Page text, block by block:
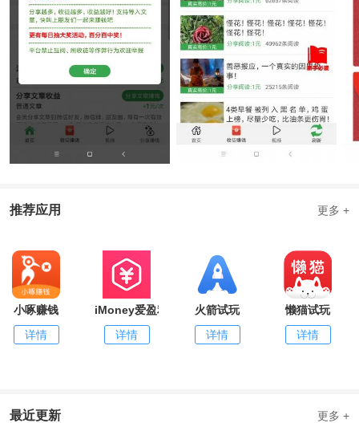
推荐应用 更多 +
小啄赚钱
详情
iMoney爱盈利
详情
火箭试玩
详情
懒猫试玩
详情
最近更新 更多 +